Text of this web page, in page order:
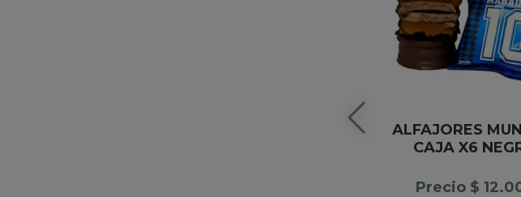
ALFAJORES
CAJA X6
Precio $